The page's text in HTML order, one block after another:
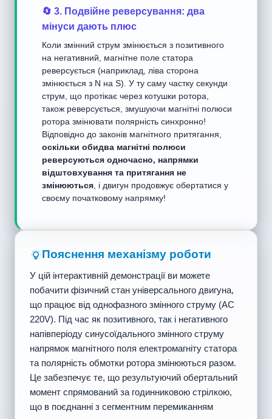
🔄 3. Подвійне реверсування: два
мінуси дають плюс
Коли змінний струм змінюється з позитивного
на негативний, магнітне поле статора
реверсується (наприклад, ліва сторона
змінюється з N на S). У ту саму частку секунди
струм, що протікає через котушки ротора,
також реверсується, змушуючи магнітні полюси
ротора змінювати полярність синхронно!
Відповідно до законів магнітного притягання,
оскільки обидва магнітні полюси
реверсуються одночасно, напрямки
відштовхування та притягання не
змінюються , і двигун продовжує обертатися у
своєму початковому напрямку!
Пояснення механізму роботи
У цій інтерактивній демонстрації ви можете
побачити фізичний стан універсального двигуна,
що працює від однофазного змінного струму (AC
220V). Під час як позитивного, так і негативного
напівперіоду синусоїдального змінного струму
напрямок магнітного поля електромагніту статора
та полярність обмотки ротора змінюються разом.
Це забезпечує те, що результуючий обертальний
момент спрямований за годинниковою стрілкою,
що в поєднанні з сегментним перемиканням